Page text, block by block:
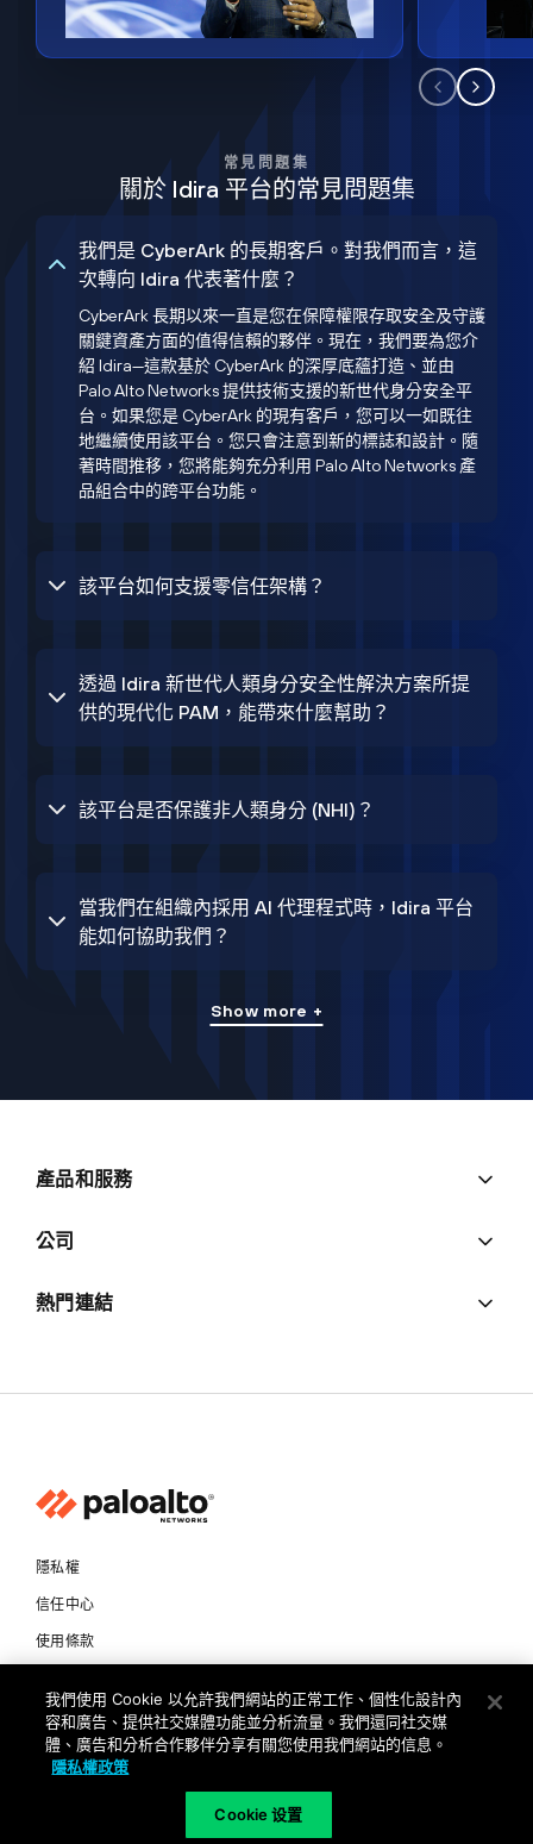
常見問題集
關於 Idira 平台的常見問題集
我們是 CyberArk 的長期客戶。對我們而言，這
次轉向 Idira 代表著什麼？
CyberArk 長期以來一直是您在保障權限存取安全及守護
關鍵資產方面的值得信賴的夥伴。現在，我們要為您介
紹 Idira—這款基於 CyberArk 的深厚底蘊打造、並由
Palo Alto Networks 提供技術支援的新世代身分安全平
台。如果您是 CyberArk 的現有客戶，您可以一如既往
地繼續使用該平台。您只會注意到新的標誌和設計。隨
著時間推移，您將能夠充分利用 Palo Alto Networks 產
品組合中的跨平台功能。
該平台如何支援零信任架構？
透過 Idira 新世代人類身分安全性解決方案所提
供的現代化 PAM，能帶來什麼幫助？
該平台是否保護非人類身分 (NHI)？
當我們在組織內採用 AI 代理程式時，Idira 平台
能如何協助我們？
Show more +
產品和服務
公司
熱門連結
隱私權
信任中心
使用條款
Copyright © 2026 Palo Alto Networks. All Rights Reserved
我們使用 Cookie 以允許我們網站的正常工作、個性化設計內
容和廣告、提供社交媒體功能並分析流量。我們還同社交媒
體、廣告和分析合作夥伴分享有關您使用我們網站的信息。
隱私權政策
Cookie 设置